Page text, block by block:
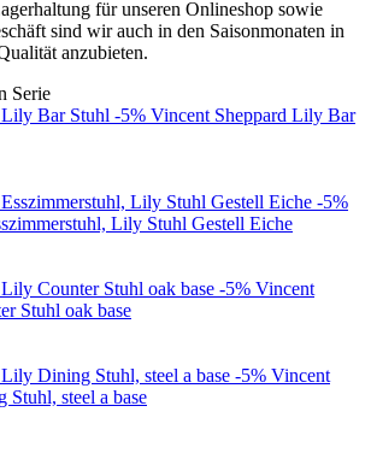
für unseren Onlineshop sowie
sind wir auch in den Saisonmonaten in
anzubieten.
Serie
-5% Vincent Sheppard Lily Bar
-5%
Lily Stuhl Gestell Eiche
-5% Vincent
Stuhl oak base
-5% Vincent
steel a base